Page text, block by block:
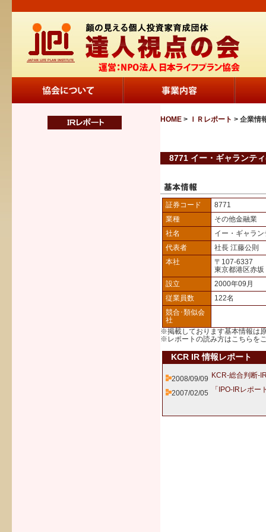
HOME > ＩＲレポート > 企業情
8771 イー・ギャランテ
証券コード
8771
業種
その他金融業
社名
イー・ギャラ
代表者
社長 江藤公則
本社
〒107-6337
東京都港区赤
設立
2000年09月
従業員数
122名
競合･類似会
社
※掲載しております基本情報は
※レポートの読み方はこちら を
KCR IR 情報レポート
2008/09/09 KCR-総合判断-
2007/02/05 「IPO-IRレポー